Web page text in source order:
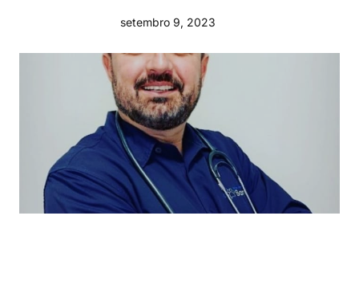
setembro 9, 2023